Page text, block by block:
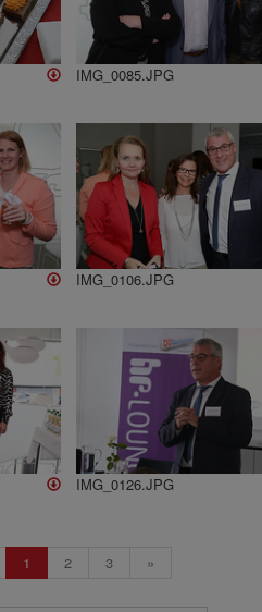
IMG_0085.JPG
IMG_0106.JPG
IMG_0126.JPG
1 2 3 »